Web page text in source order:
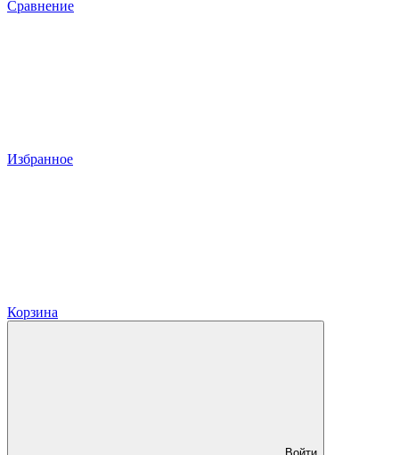
Сравнение
Избранное
Корзина